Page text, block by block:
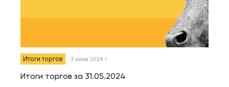
Итоги торгов 3 июня 2024 г.
Итоги торгов за 31.05.2024